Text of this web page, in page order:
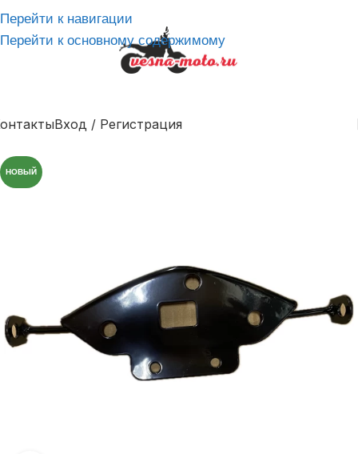
Перейти к навигации
Перейти к основному содержимому
Вход / Регистрация
НОВЫЙ